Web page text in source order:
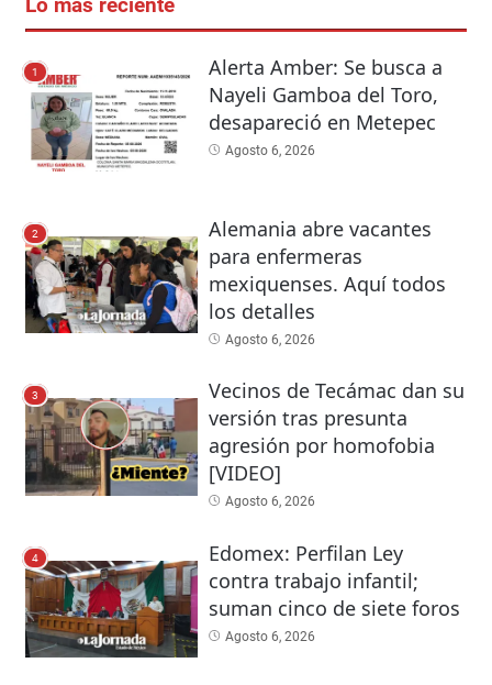
Lo más reciente
1
Alerta Amber: Se busca a
Nayeli Gamboa del Toro,
desapareció en Metepec
Agosto 6, 2026
2
Alemania abre vacantes
para enfermeras
mexiquenses. Aquí todos
los detalles
Agosto 6, 2026
3
Vecinos de Tecámac dan su
versión tras presunta
agresión por homofobia
[VIDEO]
Agosto 6, 2026
4
Edomex: Perfilan Ley
contra trabajo infantil;
suman cinco de siete foros
Agosto 6, 2026